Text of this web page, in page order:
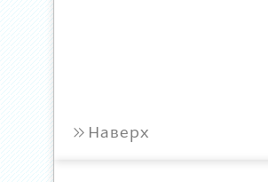
» Наверх